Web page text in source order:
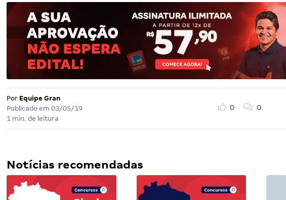
Por Equipe Gran
Publicado em 03/05/19
1 min. de leitura
0 0
Notícias recomendadas